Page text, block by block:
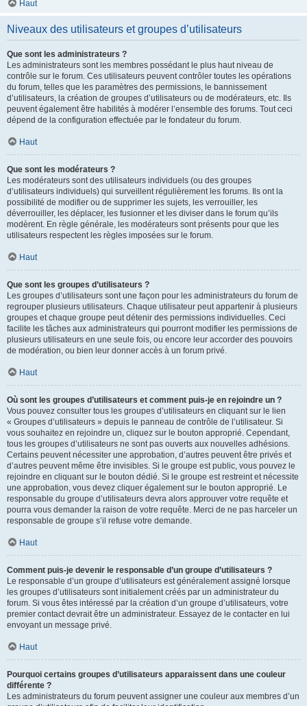
Haut
Niveaux des utilisateurs et groupes d’utilisateurs
Que sont les administrateurs ?
Les administrateurs sont les membres possédant le plus haut niveau de
contrôle sur le forum. Ces utilisateurs peuvent contrôler toutes les opérations
du forum, telles que les paramètres des permissions, le bannissement
d’utilisateurs, la création de groupes d’utilisateurs ou de modérateurs, etc. Ils
peuvent également être habilités à modérer l’ensemble des forums. Tout ceci
dépend de la configuration effectuée par le fondateur du forum.
Haut
Que sont les modérateurs ?
Les modérateurs sont des utilisateurs individuels (ou des groupes
d’utilisateurs individuels) qui surveillent régulièrement les forums. Ils ont la
possibilité de modifier ou de supprimer les sujets, les verrouiller, les
déverrouiller, les déplacer, les fusionner et les diviser dans le forum qu’ils
modèrent. En règle générale, les modérateurs sont présents pour que les
utilisateurs respectent les règles imposées sur le forum.
Haut
Que sont les groupes d’utilisateurs ?
Les groupes d’utilisateurs sont une façon pour les administrateurs du forum de
regrouper plusieurs utilisateurs. Chaque utilisateur peut appartenir à plusieurs
groupes et chaque groupe peut détenir des permissions individuelles. Ceci
facilite les tâches aux administrateurs qui pourront modifier les permissions de
plusieurs utilisateurs en une seule fois, ou encore leur accorder des pouvoirs
de modération, ou bien leur donner accès à un forum privé.
Haut
Où sont les groupes d’utilisateurs et comment puis-je en rejoindre un ?
Vous pouvez consulter tous les groupes d’utilisateurs en cliquant sur le lien
« Groupes d’utilisateurs » depuis le panneau de contrôle de l’utilisateur. Si
vous souhaitez en rejoindre un, cliquez sur le bouton approprié. Cependant,
tous les groupes d’utilisateurs ne sont pas ouverts aux nouvelles adhésions.
Certains peuvent nécessiter une approbation, d’autres peuvent être privés et
d’autres peuvent même être invisibles. Si le groupe est public, vous pouvez le
rejoindre en cliquant sur le bouton dédié. Si le groupe est restreint et nécessite
une approbation, vous devez cliquer également sur le bouton approprié. Le
responsable du groupe d’utilisateurs devra alors approuver votre requête et
pourra vous demander la raison de votre requête. Merci de ne pas harceler un
responsable de groupe s’il refuse votre demande.
Haut
Comment puis-je devenir le responsable d’un groupe d’utilisateurs ?
Le responsable d’un groupe d’utilisateurs est généralement assigné lorsque
les groupes d’utilisateurs sont initialement créés par un administrateur du
forum. Si vous êtes intéressé par la création d’un groupe d’utilisateurs, votre
premier contact devrait être un administrateur. Essayez de le contacter en lui
envoyant un message privé.
Haut
Pourquoi certains groupes d’utilisateurs apparaissent dans une couleur
différente ?
Les administrateurs du forum peuvent assigner une couleur aux membres d’un